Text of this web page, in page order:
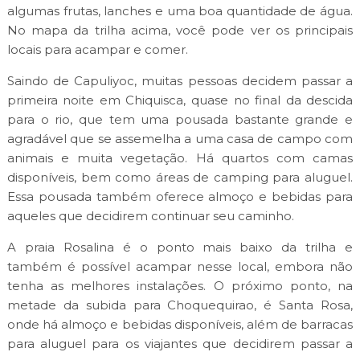
algumas frutas, lanches e uma boa quantidade de água.
No mapa da trilha acima, você pode ver os principais
locais para acampar e comer.
Saindo de Capuliyoc, muitas pessoas decidem passar a
primeira noite em Chiquisca, quase no final da descida
para o rio, que tem uma pousada bastante grande e
agradável que se assemelha a uma casa de campo com
animais e muita vegetação. Há quartos com camas
disponíveis, bem como áreas de camping para aluguel.
Essa pousada também oferece almoço e bebidas para
aqueles que decidirem continuar seu caminho.
A praia Rosalina é o ponto mais baixo da trilha e
também é possível acampar nesse local, embora não
tenha as melhores instalações. O próximo ponto, na
metade da subida para Choquequirao, é Santa Rosa,
onde há almoço e bebidas disponíveis, além de barracas
para aluguel para os viajantes que decidirem passar a